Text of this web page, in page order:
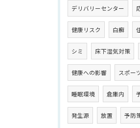
デリバリーセンター
健康リスク 白癬
シミ 床下湿気対策
健康への影響 スポー
睡眠環境 倉庫内
発生源 放置 予防